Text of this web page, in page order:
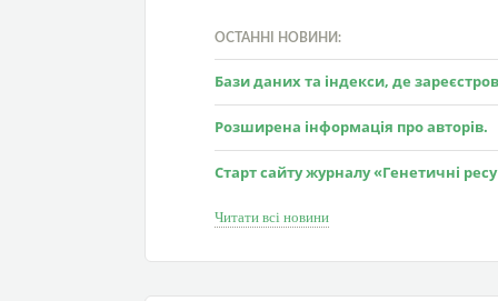
ОСТАННІ НОВИНИ:
Бази даних та індекси, де
Розширена інформація про авторів.
Старт сайту журналу «Генетичні
Читати всі новини